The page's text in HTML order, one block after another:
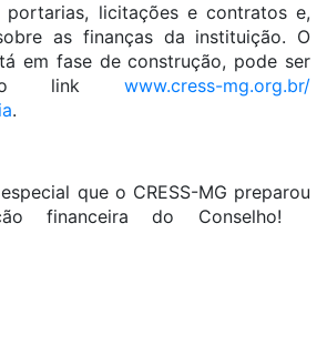
portarias, licitações e contratos e,
as finanças da instituição. O
em fase de construção, pode ser
link www.cress-mg.org.br/
.
que o CRESS-MG preparou
financeira do Conselho!